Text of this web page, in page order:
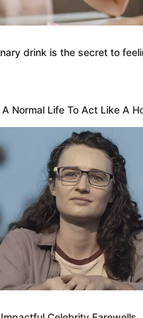
de la Eliminatoria
se registró una
que requirió la
Diez años del debut de
drink is the secret to
Normal Life To Act Like A